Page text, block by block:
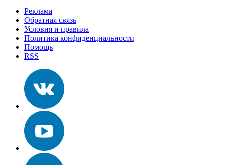
Реклама
Обратная связь
Условия и правила
Политика конфиденциальности
Помощь
RSS